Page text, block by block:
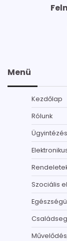
Menü
Kezdőlap
Rólunk
Ügyintézés
Szociális